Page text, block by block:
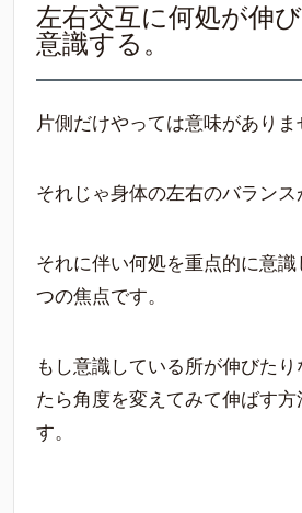
左右交互に何処が伸
意識する。
片側だけやっては意味がありま
それじゃ身体の左右のバランス
それに伴い何処を重点的に意
つの焦点です。
もし意識している所が伸びた
たら角度を変えてみて伸ばす
す。